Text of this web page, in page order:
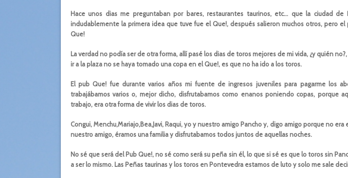
Hace unos dias me preguntaban por bares, restaurantes taurinos, etc… que la ciudad de
indudablemente la primera idea que tuve fue el Que!, después salieron muchos otros, pero el
Que!
La verdad no podía ser de otra forma, allí pasé los dias de toros mejores de mi vida, ¿y quién
ir a la plaza no se haya tomado una copa en el Que!, es que no ha ido a los toros.
El pub Que! fue durante varios años mi fuente de ingresos juveniles para pagarme los
trabajábamos varios o, mejor dicho, disfrutabamos como enanos poniendo copas, porque
trabajo, era otra forma de vivir los dias de toros.
Congui, Menchu,Mariajo,Bea,Javi, Raqui, yo y nuestro amigo Pancho y, digo amigo porque no
nuestro amigo, éramos una familia y disfrutabamos todos juntos de aquellas noches.
No sé que será del Pub Que!, no sé como será su peña sin él, lo que si sé es que lo toros sin
a ser lo mismo. Las Peñas taurinas y los toros en Pontevedra estamos de luto y solo me sale